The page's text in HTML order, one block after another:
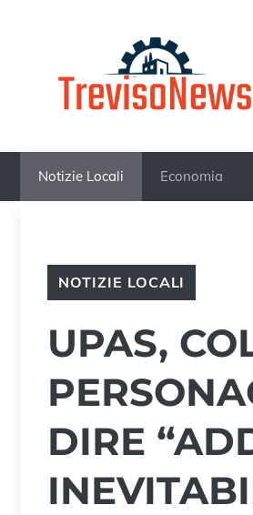
Notizie Locali Economia
NOTIZIE LOCALI
UPAS,
DIRE